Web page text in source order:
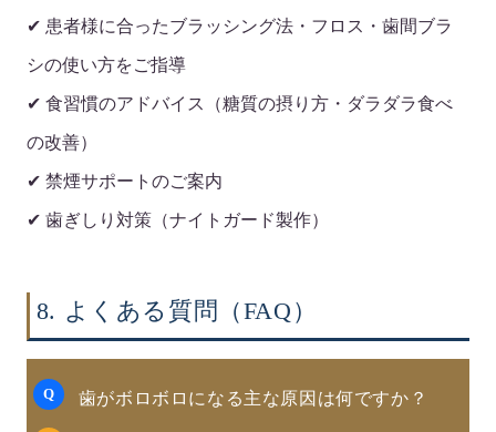
✔ 患者様に合ったブラッシング法・フロス・歯間ブラ
シの使い方をご指導
✔ 食習慣のアドバイス（糖質の摂り方・ダラダラ食べ
の改善）
✔ 禁煙サポートのご案内
✔ 歯ぎしり対策（ナイトガード製作）
8. よくある質問（FAQ）
Q 歯がボロボロになる主な原因は何ですか？